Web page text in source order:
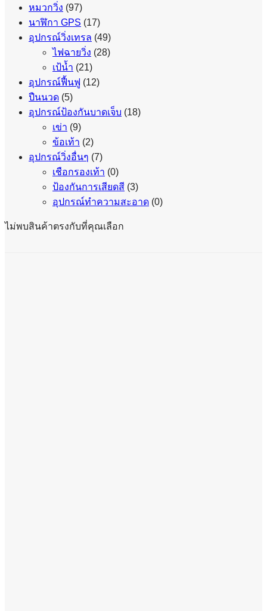
หมวกวิ่ง (97)
นาฬิกา GPS (17)
อุปกรณ์วิ่งเทรล (49)
ไฟฉายวิ่ง (28)
เป้น้ำ (21)
อุปกรณ์ฟื้นฟู (12)
ปืนนวด (5)
อุปกรณ์ป้องกันบาดเจ็บ (18)
เข่า (9)
ข้อเท้า (2)
อุปกรณ์วิ่งอื่นๆ (7)
เชือกรองเท้า (0)
ป้องกันการเสียดสี (3)
อุปกรณ์ทำความสะอาด (0)
ไม่พบสินค้าตรงกับที่คุณเลือก